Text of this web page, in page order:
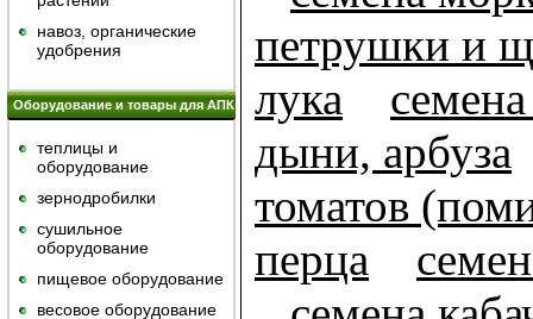
навоз, органические
удобрения
Оборудование и товары для АПК
теплицы и
оборудование
зернодробилки
сушильное
оборудование
пищевое оборудование
весовое оборудование
петрушки и
лука
дыни, арбуза
томатов
перца